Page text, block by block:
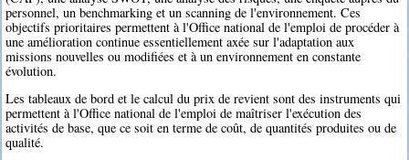
personnel, un benchmarking et un scanning de l'environnement. Ces
objectifs prioritaires permettent à l'Office national de l'emploi de procéder à
une amélioration continue essentiellement axée sur l'adaptation aux
missions nouvelles ou modifiées et à un environnement en constante
évolution.
Les tableaux de bord et le calcul du prix de revient sont des instruments qui
permettent à l'Office national de l'emploi de maîtriser l'exécution des
activités de base, que ce soit en terme de coût, de quantités produites ou de
qualité.